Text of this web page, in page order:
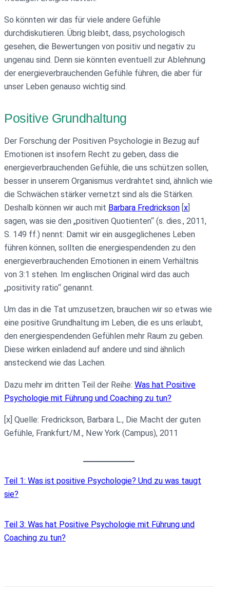
So könnten wir das für viele andere Gefühle
durchdiskutieren. Übrig bleibt, dass, psychologisch
gesehen, die Bewertungen von positiv und negativ zu
ungenau sind. Denn sie könnten eventuell zur Ablehnung
der energieverbrauchenden Gefühle führen, die aber für
unser Leben genauso wichtig sind.
Positive Grundhaltung
Der Forschung der Positiven Psychologie in Bezug auf
Emotionen ist insofern Recht zu geben, dass die
energieverbrauchenden Gefühle, die uns schützen sollen,
besser in unserem Organismus verdrahtet sind, ähnlich wie
die Schwächen stärker vernetzt sind als die Stärken.
Deshalb können wir auch mit Barbara Fredrickson [x]
sagen, was sie den „positiven Quotienten“ (s. dies., 2011,
S. 149 ff.) nennt: Damit wir ein ausgeglichenes Leben
führen können, sollten die energiespendenden zu den
energieverbrauchenden Emotionen in einem Verhältnis
von 3:1 stehen. Im englischen Original wird das auch
„positivity ratio“ genannt.
Um das in die Tat umzusetzen, brauchen wir so etwas wie
eine positive Grundhaltung im Leben, die es uns erlaubt,
den energiespendenden Gefühlen mehr Raum zu geben.
Diese wirken einladend auf andere und sind ähnlich
ansteckend wie das Lachen.
Dazu mehr im dritten Teil der Reihe: Was hat Positive
Psychologie mit Führung und Coaching zu tun?
[x] Quelle: Fredrickson, Barbara L., Die Macht der guten
Gefühle, Frankfurt/M., New York (Campus), 2011
Teil 1: Was ist positive Psychologie? Und zu was taugt
sie?
Teil 3: Was hat Positive Psychologie mit Führung und
Coaching zu tun?